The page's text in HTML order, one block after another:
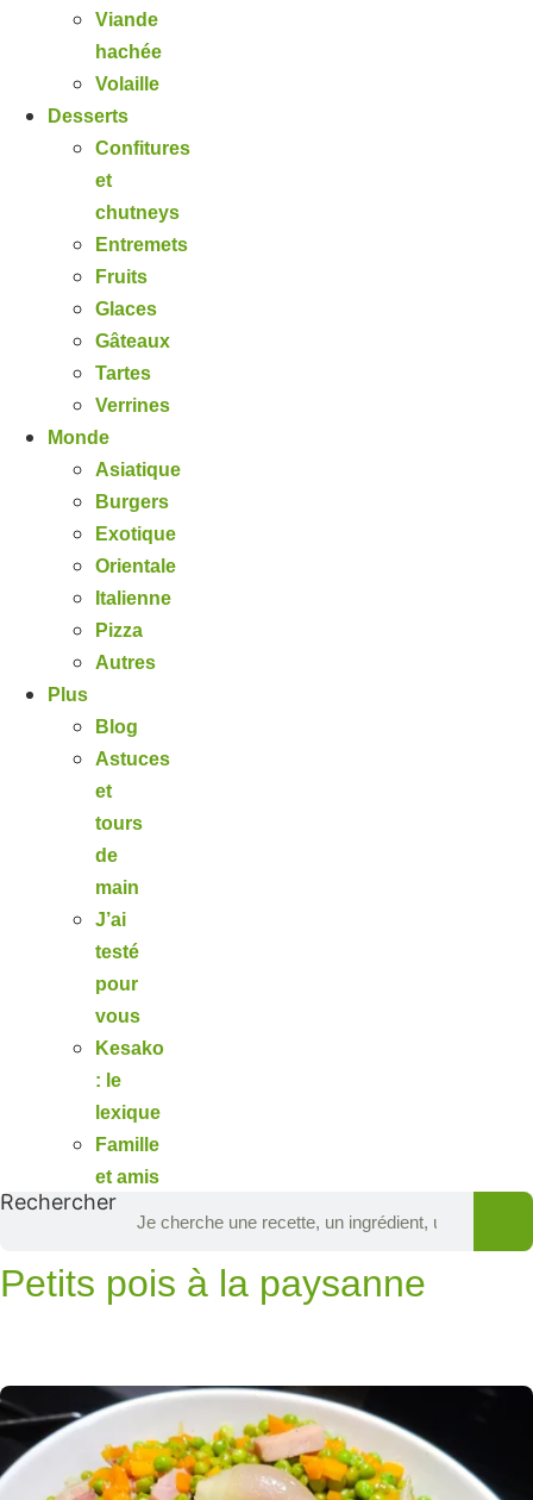
Viande
hachée
Volaille
Desserts
Confitures
et
chutneys
Entremets
Fruits
Glaces
Gâteaux
Tartes
Verrines
Monde
Asiatique
Burgers
Exotique
Orientale
Italienne
Pizza
Autres
Plus
Blog
Astuces
et
tours
de
main
J’ai
testé
pour
vous
Kesako
: le
lexique
Famille
et amis
Rechercher
Petits pois à la paysanne